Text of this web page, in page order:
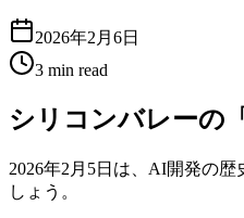
2026年2月6日
3 min read
シリコンバレーの
2026年2月5日は、AI開発の
しょう。